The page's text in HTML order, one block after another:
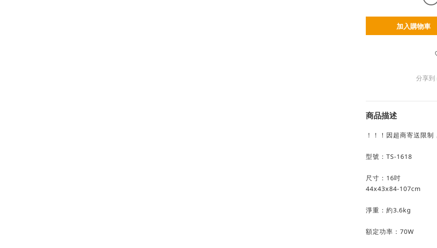
加入購物車
分享到
商品描述
！！！因超商寄送限
型號：TS-1618
尺寸：16吋
44x43x84-107cm
淨重：約3.6kg
額定功率：70W